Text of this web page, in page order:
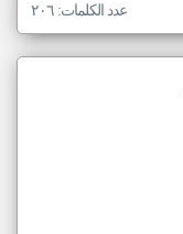
عدد الكلمات: ٢٠٦